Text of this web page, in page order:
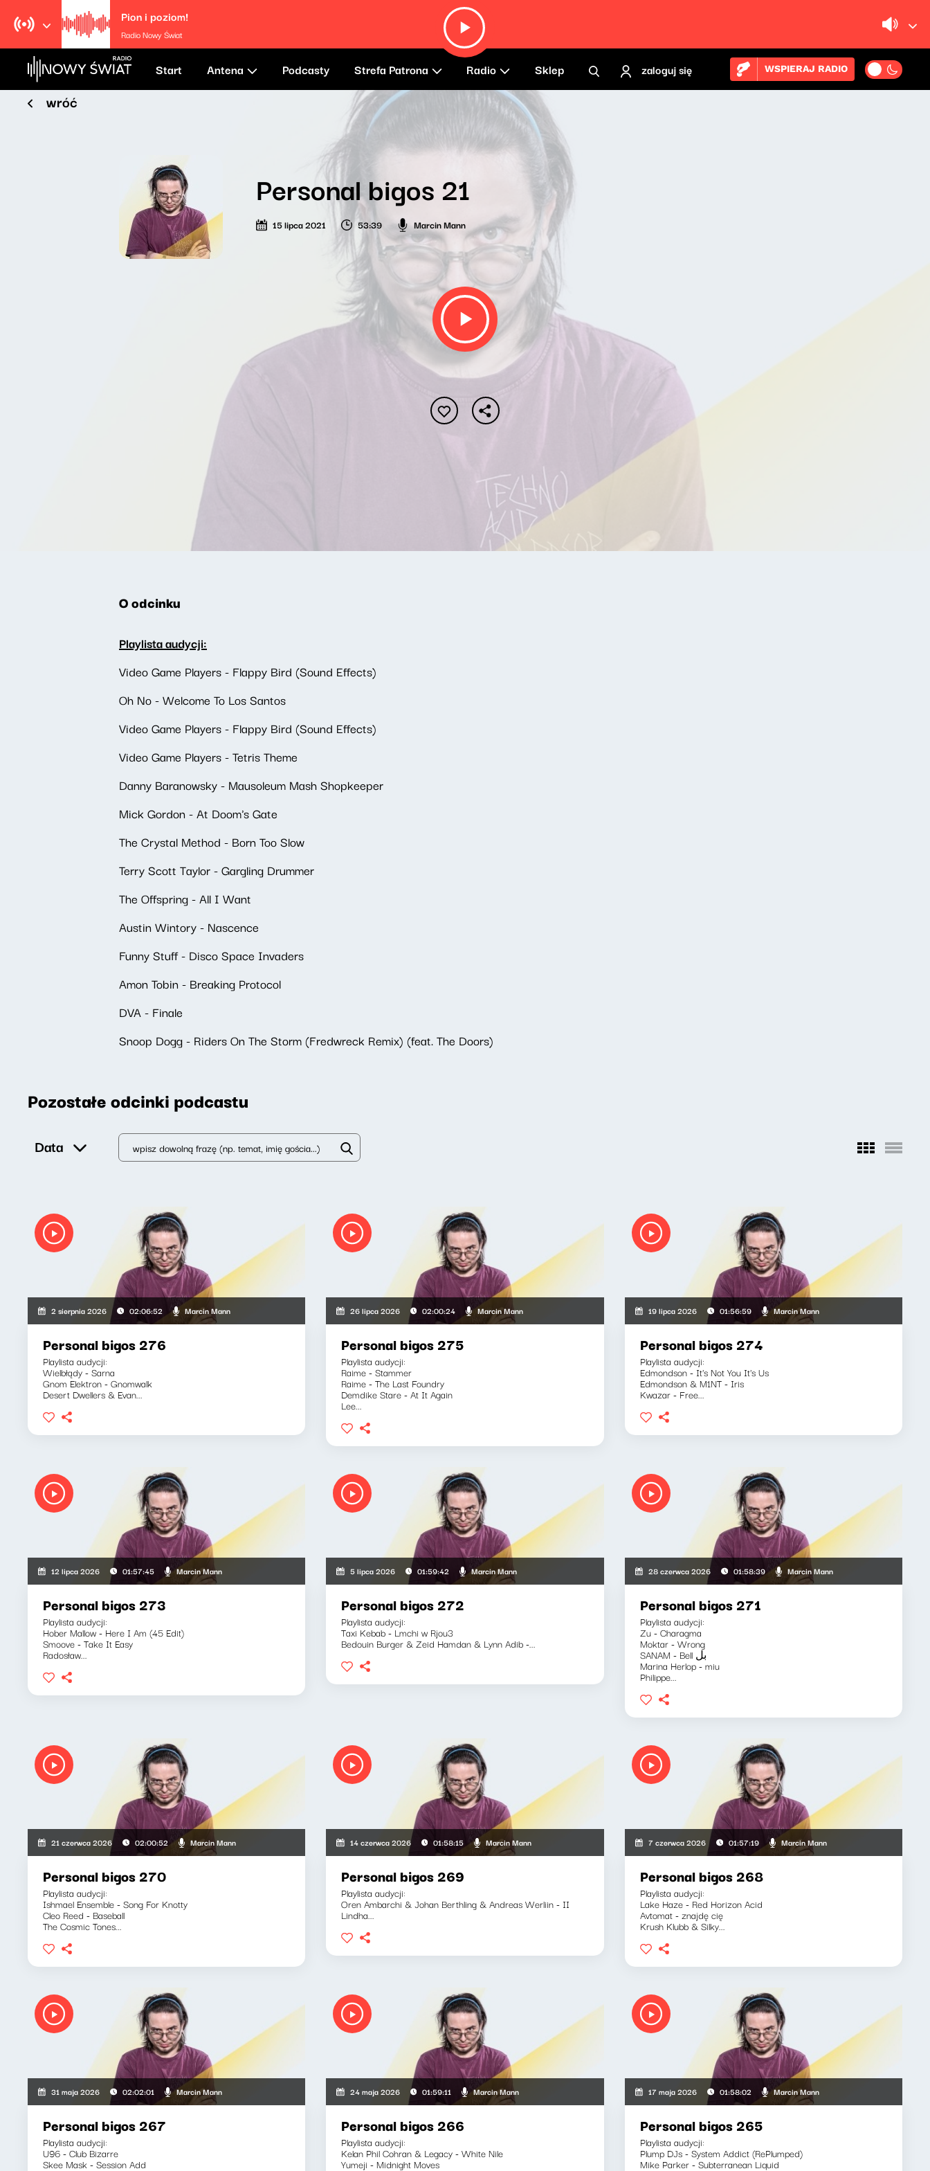
Pion i poziom!
Radio Nowy Świat
Start Antena Podcasty Strefa Patrona Radio Sklep zaloguj się WSPIERAJ RADIO
wróć
Personal bigos 21
15 lipca 2021 53:39 Marcin Mann
O odcinku
Playlista audycji:
Video Game Players - Flappy Bird (Sound Effects)
Oh No - Welcome To Los Santos
Video Game Players - Flappy Bird (Sound Effects)
Video Game Players - Tetris Theme
Danny Baranowsky - Mausoleum Mash Shopkeeper
Mick Gordon - At Doom's Gate
The Crystal Method - Born Too Slow
Terry Scott Taylor - Gargling Drummer
The Offspring - All I Want
Austin Wintory - Nascence
Funny Stuff - Disco Space Invaders
Amon Tobin - Breaking Protocol
DVA - Finale
Snoop Dogg - Riders On The Storm (Fredwreck Remix) (feat. The Doors)
Pozostałe odcinki podcastu
Data
2 sierpnia 2026 02:06:52 Marcin Mann
Personal bigos 276
Playlista audycji:
Wielbłądy - Sarna
Gnom Elektron - Gnomwalk
Desert Dwellers & Evan...
26 lipca 2026 02:00:24 Marcin Mann
Personal bigos 275
Playlista audycji:
Raime - Stammer
Raime - The Last Foundry
Demdike Stare - At It Again
Lee...
19 lipca 2026 01:56:59 Marcin Mann
Personal bigos 274
Playlista audycji:
Edmondson - It's Not You It's Us
Edmondson & M1NT - Iris
Kwazar - Free...
12 lipca 2026 01:57:45 Marcin Mann
Personal bigos 273
Playlista audycji:
Hober Mallow - Here I Am (45 Edit)
Smoove - Take It Easy
Radosław...
5 lipca 2026 01:59:42 Marcin Mann
Personal bigos 272
Playlista audycji:
Taxi Kebab - Lmchi w Rjou3
Bedouin Burger & Zeid Hamdan & Lynn Adib -...
28 czerwca 2026 01:58:39 Marcin Mann
Personal bigos 271
Playlista audycji:
Zu - Charagma
Moktar - Wrong
SANAM - Bell بل
Marina Herlop - miu
Philippe...
21 czerwca 2026 02:00:52 Marcin Mann
Personal bigos 270
Playlista audycji:
Ishmael Ensemble - Song For Knotty
Cleo Reed - Baseball
The Cosmic Tones...
14 czerwca 2026 01:58:15 Marcin Mann
Personal bigos 269
Playlista audycji:
Oren Ambarchi & Johan Berthling & Andreas Werliin - II
Lindha...
7 czerwca 2026 01:57:19 Marcin Mann
Personal bigos 268
Playlista audycji:
Lake Haze - Red Horizon Acid
Avtomat - znajdę cię
Krush Klubb & Silky...
31 maja 2026 02:02:01 Marcin Mann
Personal bigos 267
Playlista audycji:
U96 - Club Bizarre
Skee Mask - Session Add
24 maja 2026 01:59:11 Marcin Mann
Personal bigos 266
Playlista audycji:
Kelan Phil Cohran & Legacy - White Nile
Yumeji - Midnight Moves
17 maja 2026 01:58:02 Marcin Mann
Personal bigos 265
Playlista audycji:
Plump DJs - System Addict (RePlumped)
Mike Parker - Subterranean Liquid